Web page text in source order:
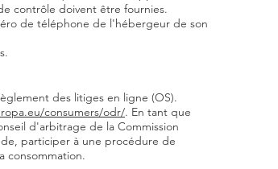
contrôle doivent être fournies.
de téléphone de l'hébergeur de son
des litiges en ligne (OS).
consumers/odr/. En tant que
d'arbitrage de la Commission
participer à une procédure de
consommation.